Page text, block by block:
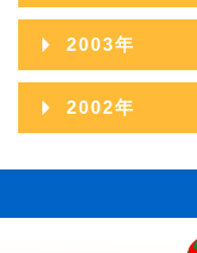
2013年01月
2012年02月
2012年01月
2011年03月
2011年02月
2010年05月
2010年03月
2009年06月
2009年05月
2009年03月
2008年07月
2008年06月
2008年05月
2007年08月
2007年07月
2006年10月
2006年09月
2006年08月
2005年11月
2005年10月
2005年09月
2005年08月
2005年07月
2004年12月
2004年11月
2004年10月
2003年
2003年12月
2002年